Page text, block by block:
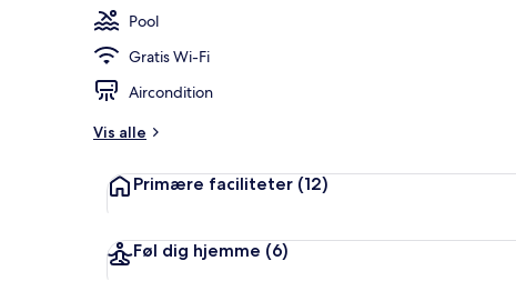
Pool
Gratis Wi-Fi
Aircondition
Vis alle
Primære faciliteter (12)
Føl dig hjemme (6)